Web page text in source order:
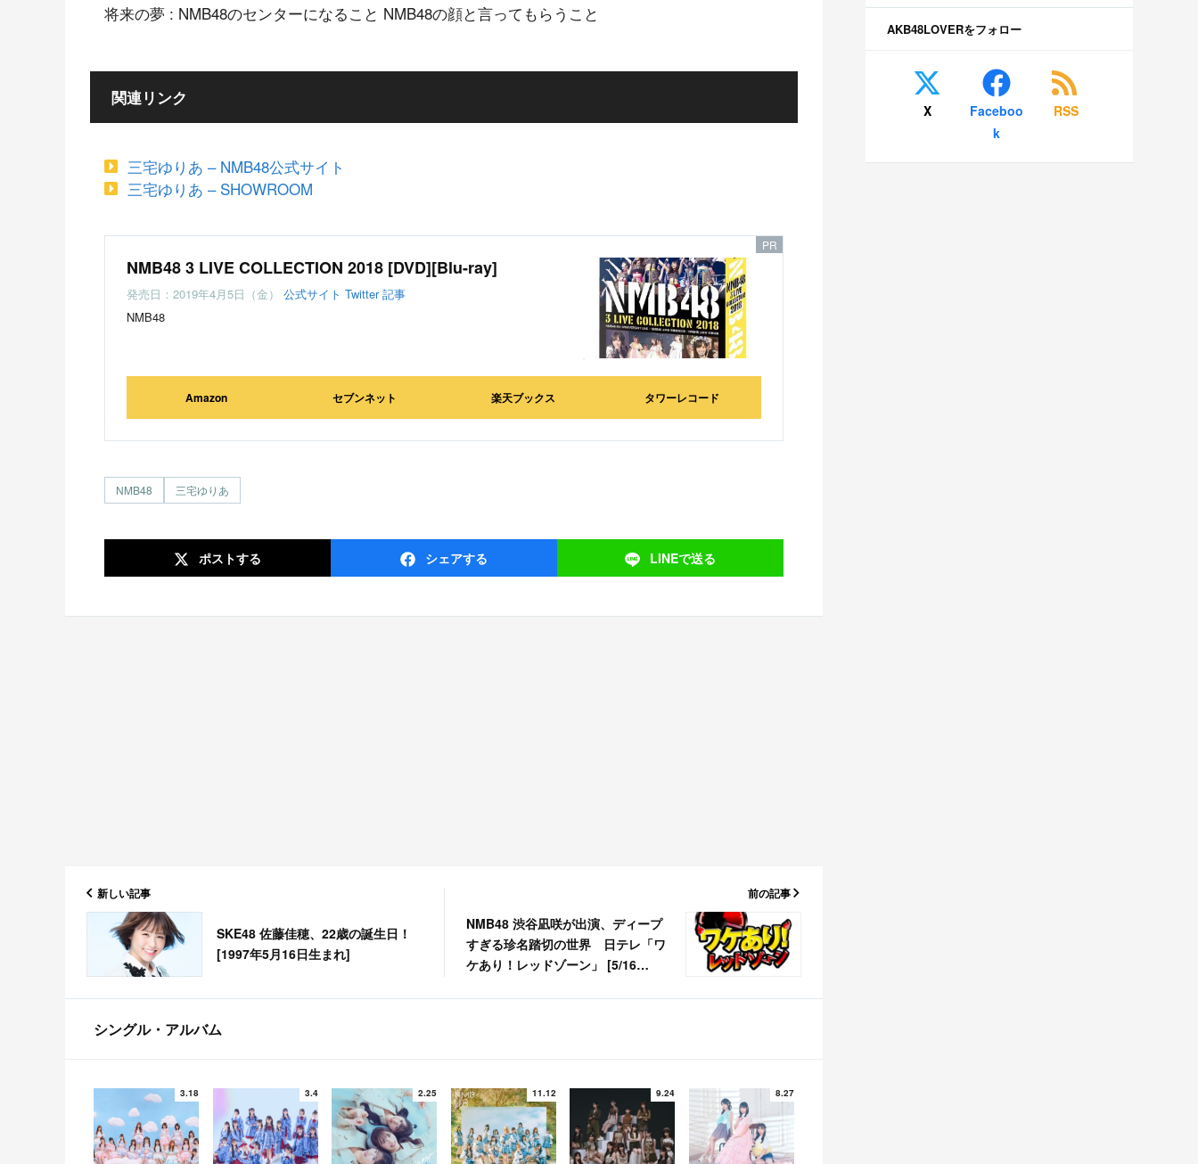
将来の夢 : NMB48のセンターになること NMB48の顔と言ってもらうこと
関連リンク
三宅ゆりあ – NMB48公式サイト
三宅ゆりあ – SHOWROOM
NMB48 3 LIVE COLLECTION 2018 [DVD][Blu-ray]
発売日：2019年4月5日（金） 公式サイト Twitter 記事
NMB48
Amazon セブンネット 楽天ブックス タワーレコード
NMB48 三宅ゆりあ
ポストする シェアする LINEで送る
新しい記事
SKE48 佐藤佳穂、22歳の誕生日！
[1997年5月16日生まれ]
前の記事
NMB48 渋谷凪咲が出演、ディープ
すぎる珍名踏切の世界 日テレ「ワ
ケあり！レッドゾーン」 [5/16
シングル・アルバム
3.18 3.4 2.25 11.12 9.24 8.27
AKB48LOVERをフォロー
X
Faceboo
k
RSS